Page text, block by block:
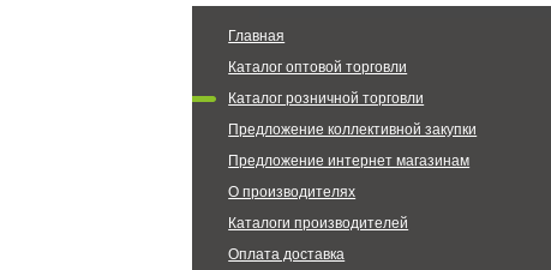
Главная
Каталог оптовой торговли
Каталог розничной торговли
Предложение коллективной закупки
Предложение интернет магазинам
О производителях
Каталоги производителей
Оплата доставка